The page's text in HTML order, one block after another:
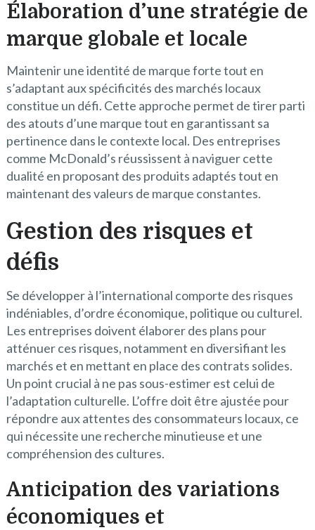
Élaboration d’une stratégie de
marque globale et locale
Maintenir une identité de marque forte tout en
s’adaptant aux spécificités des marchés locaux
constitue un défi. Cette approche permet de tirer parti
des atouts d’une marque tout en garantissant sa
pertinence dans le contexte local. Des entreprises
comme McDonald’s réussissent à naviguer cette
dualité en proposant des produits adaptés tout en
maintenant des valeurs de marque constantes.
Gestion des risques et
défis
Se développer à l’international comporte des risques
indéniables, d’ordre économique, politique ou culturel.
Les entreprises doivent élaborer des plans pour
atténuer ces risques, notamment en diversifiant les
marchés et en mettant en place des contrats solides.
Un point crucial à ne pas sous-estimer est celui de
l’adaptation culturelle. L’offre doit être ajustée pour
répondre aux attentes des consommateurs locaux, ce
qui nécessite une recherche minutieuse et une
compréhension des cultures.
Anticipation des variations
économiques et